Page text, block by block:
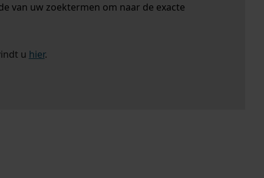
van uw zoektermen om naar de exacte
u hier.